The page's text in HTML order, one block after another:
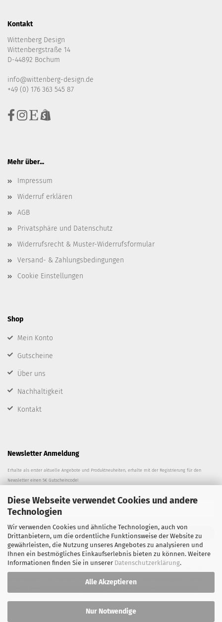
Diese Webseite verwendet Cookies und andere
Technologien
Wir verwenden Cookies und ähnliche Technologien, auch von
Drittanbietern, um die ordentliche Funktionsweise der Website zu
gewährleisten, die Nutzung unseres Angebotes zu analysieren und
Ihnen ein bestmögliches Einkaufserlebnis bieten zu können. Weitere
Informationen finden Sie in unserer Datenschutzerklärung.
Alle Akzeptieren
Nur Notwendige
Kontakt
Wittenberg Design
Wittenbergstraße 14
D-44892 Bochum
info@wittenberg-design.de
+49 (0) 176 363 545 87
Mehr über...
Impressum
Widerruf erklären
AGB
Privatsphäre und Datenschutz
Widerrufsrecht & Muster-Widerrufsformular
Versand- & Zahlungsbedingungen
Cookie Einstellungen
Shop
Mein Konto
Gutscheine
Über uns
Nachhaltigkeit
Kontakt
Newsletter Anmeldung
Erhalte als erster aktuelle Angebote und Produktneuheiten, erhalte mit der Registrierung für den
Newsletter einen 5€ Gutscheincode!
ANMELDEN
aktuelle Angebote, Produktneuheiten und neue Beiträge informieren darf. Diese Einwilligung kann ich jederzeit